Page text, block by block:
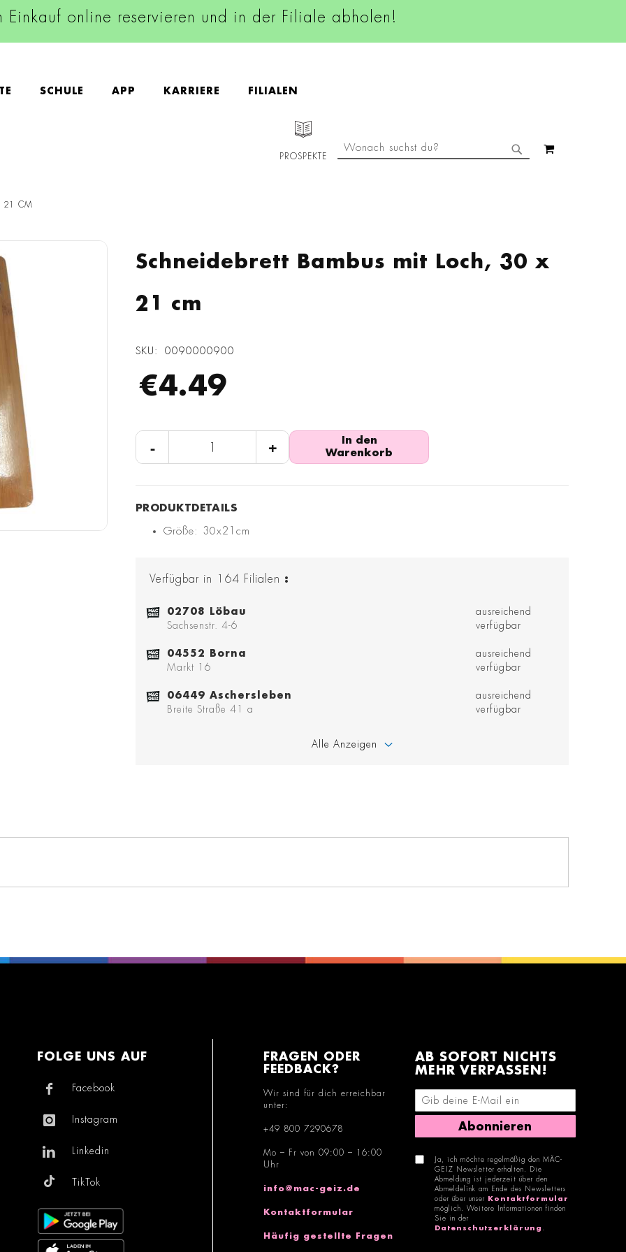
Einkauf online reservieren und in der Filiale abholen!
SCHULE APP KARRIERE FILIALEN
PROSPEKTE
SUCHE
21 CM
Schneidebrett Bambus mit Loch, 30 x
21 cm
SKU 0090000900
€4.49
- +
In den
Warenkorb
Größe: 30x21cm
Verfügbar in 164 Filialen :
02708 Löbau
Sachsenstr. 4-6
ausreichend
verfügbar
04552 Borna
Markt 16
ausreichend
verfügbar
06449 Aschersleben
Breite Straße 41 a
ausreichend
verfügbar
Alle Anzeigen
FOLGE UNS AUF
Facebook
Instagram
Linkedin
TikTok
FRAGEN ODER
FEEDBACK?
Wir sind für dich erreichbar
unter:
+49 800 7290678
Mo – Fr von 09:00 – 16:00
Uhr
info@mac-geiz.de
Kontaktformular
Häufig gestellte Fragen
AB SOFORT NICHTS
MEHR VERPASSEN!
E-Mail-Adresse eingeben
Abonnieren
Ja, ich möchte regelmäßig den MÄC-
GEIZ Newsletter erhalten. Die
Abmeldung ist jederzeit über den
Abmeldelink am Ende des Newsletters
oder über unser
Kontaktformular
möglich. Weitere Informationen finden
Sie in der
Datenschutzerklärung .